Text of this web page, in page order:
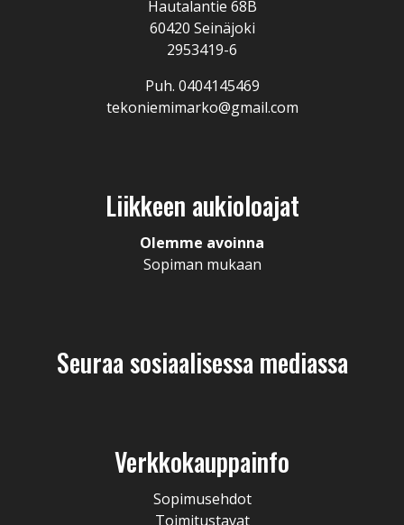
Hautalantie 68B
60420 Seinäjoki
2953419-6
Puh. 0404145469
tekoniemimarko@gmail.com
Liikkeen aukioloajat
Olemme avoinna
Sopiman mukaan
Seuraa sosiaalisessa mediassa
Verkkokauppainfo
Sopimusehdot
Toimitustavat